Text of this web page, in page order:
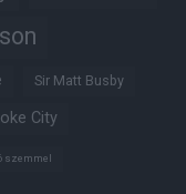
Sir Matt Busby
City
szemmel